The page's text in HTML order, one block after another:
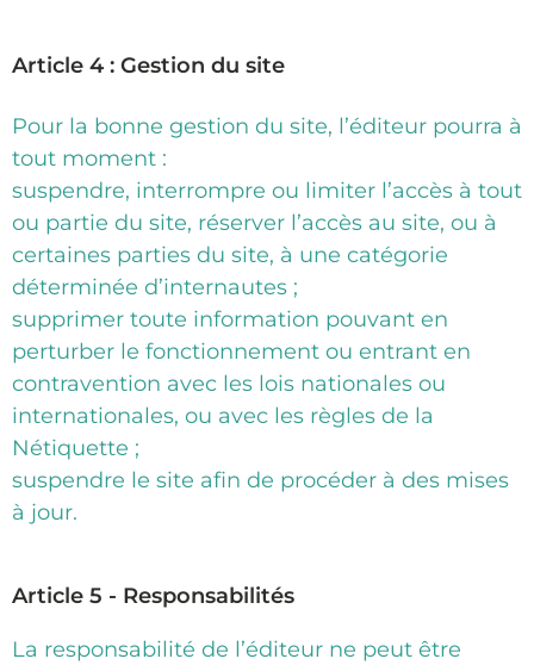
Article 4 : Gestion du site
Pour la bonne gestion du site, l’éditeur pourra à
tout moment :
suspendre, interrompre ou limiter l’accès à tout
ou partie du site, réserver l’accès au site, ou à
certaines parties du site, à une catégorie
déterminée d’internautes ;
supprimer toute information pouvant en
perturber le fonctionnement ou entrant en
contravention avec les lois nationales ou
internationales, ou avec les règles de la
Nétiquette ;
suspendre le site afin de procéder à des mises
à jour.
Article 5 - Responsabilités
La responsabilité de l’éditeur ne peut être